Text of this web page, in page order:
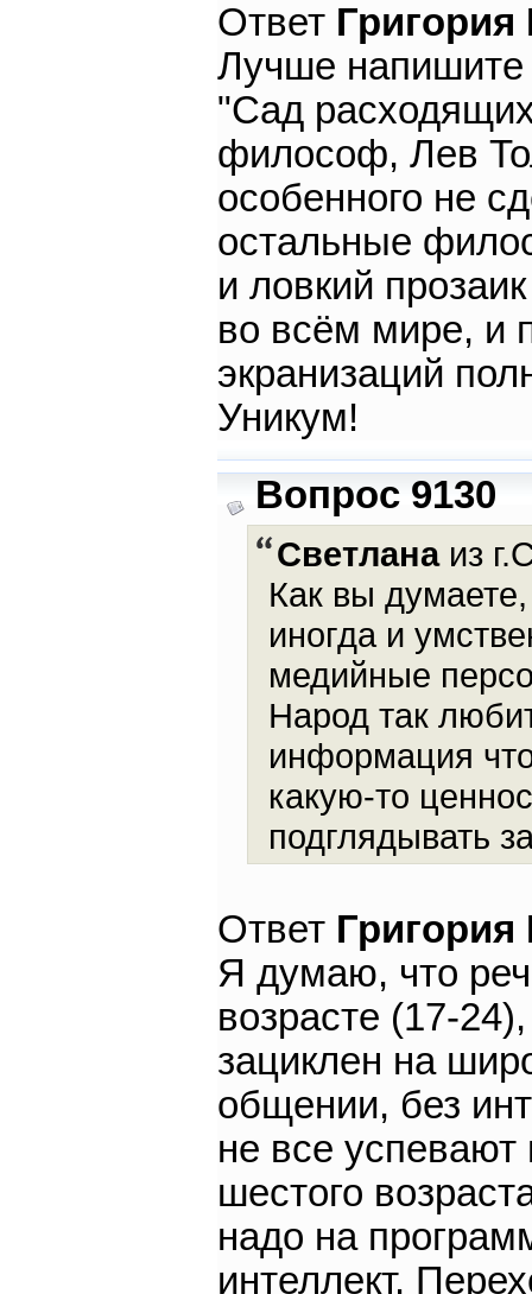
Ответ
Лучше
"Сад
философ, Лев
особенного не
остальные
и ловкий
во всём мире, и
экранизаций
Уникум!
Вопрос 9130
Светланаиз
Как вы
иногда и
медийные
Народ так
информация
какую-то
подглядывать
Ответ
Я думаю, что
возрасте (17-
зациклен на
общении, без
не все успевают
шестого
надо на
интеллект.